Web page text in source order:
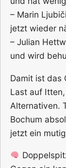
– Marin
jetzt wieder
– Julian
und wird
Damit ist das
Last auf
Alternativen.
Bochum
jetzt ein